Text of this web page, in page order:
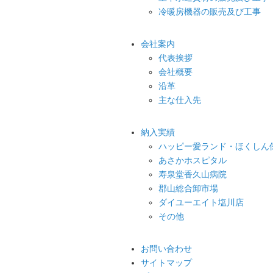
冷暖房機器の販売及び工事
会社案内
代表挨拶
会社概要
沿革
主な仕入先
納入実績
ハッピー愛ランド・ほくしん
あさかホスピタル
寿泉堂香久山病院
郡山総合卸市場
ダイユーエイト塩川店
その他
お問い合わせ
サイトマップ